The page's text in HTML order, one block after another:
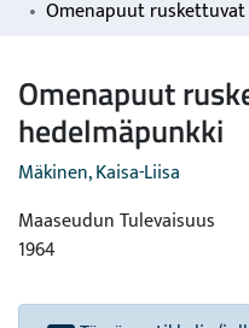
Omenapuut
hedelmäpunkki
Mäkinen, Kaisa-Liisa
Maaseudun Tulevaisuus
1964